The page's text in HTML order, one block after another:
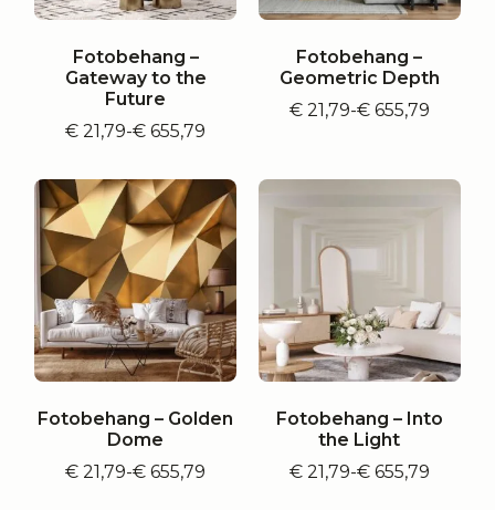
Fotobehang –
Gateway to the
Future
€ 21,79-€ 655,79
Prijsklasse:
tot
€ 655,79
Fotobehang –
Geometric Depth
€21,79-€655,79
Prijsklasse:
€ 655,79
Fotobehang – Golden
Dome
€ 21,79-€ 655,79
Prijsklasse:
Fotobehang – Into
the Light
€21,79-€655,79
Prijsklasse: